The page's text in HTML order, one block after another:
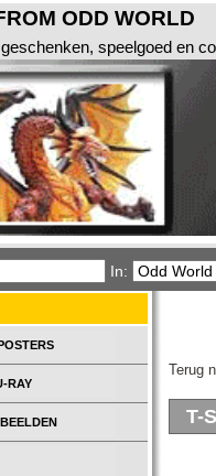
ODD WORLD
speelgoed en
In:
Terug
T-
RAY